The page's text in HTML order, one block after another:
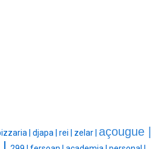
| djapa | rei | zelar | açougue |